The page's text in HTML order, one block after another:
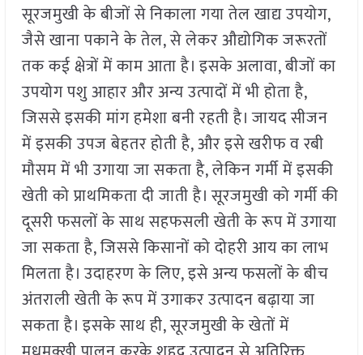
सूरजमुखी के बीजों से निकाला गया तेल खाद्य उपयोग,
जैसे खाना पकाने के तेल, से लेकर औद्योगिक जरूरतों
तक कई क्षेत्रों में काम आता है। इसके अलावा, बीजों का
उपयोग पशु आहार और अन्य उत्पादों में भी होता है,
जिससे इसकी मांग हमेशा बनी रहती है। जायद सीजन
में इसकी उपज बेहतर होती है, और इसे खरीफ व रबी
मौसम में भी उगाया जा सकता है, लेकिन गर्मी में इसकी
खेती को प्राथमिकता दी जाती है। सूरजमुखी को गर्मी की
दूसरी फसलों के साथ सहफसली खेती के रूप में उगाया
जा सकता है, जिससे किसानों को दोहरी आय का लाभ
मिलता है। उदाहरण के लिए, इसे अन्य फसलों के बीच
अंतराली खेती के रूप में उगाकर उत्पादन बढ़ाया जा
सकता है। इसके साथ ही, सूरजमुखी के खेतों में